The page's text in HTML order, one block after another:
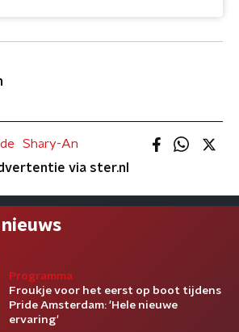
Shary-An
via ster.nl
Programma
Froukje voor het eerst op boot tijdens
Pride Amsterdam: 'Hele nieuwe
ervaring'